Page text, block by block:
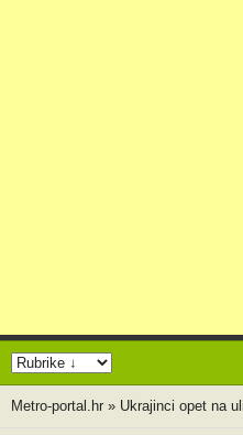
Metro-portal.hr » Ukrajinci opet na